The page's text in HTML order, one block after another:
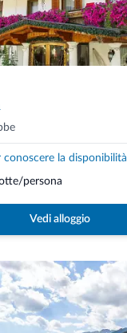
conoscere la disponibilità
persona
Vedi alloggio